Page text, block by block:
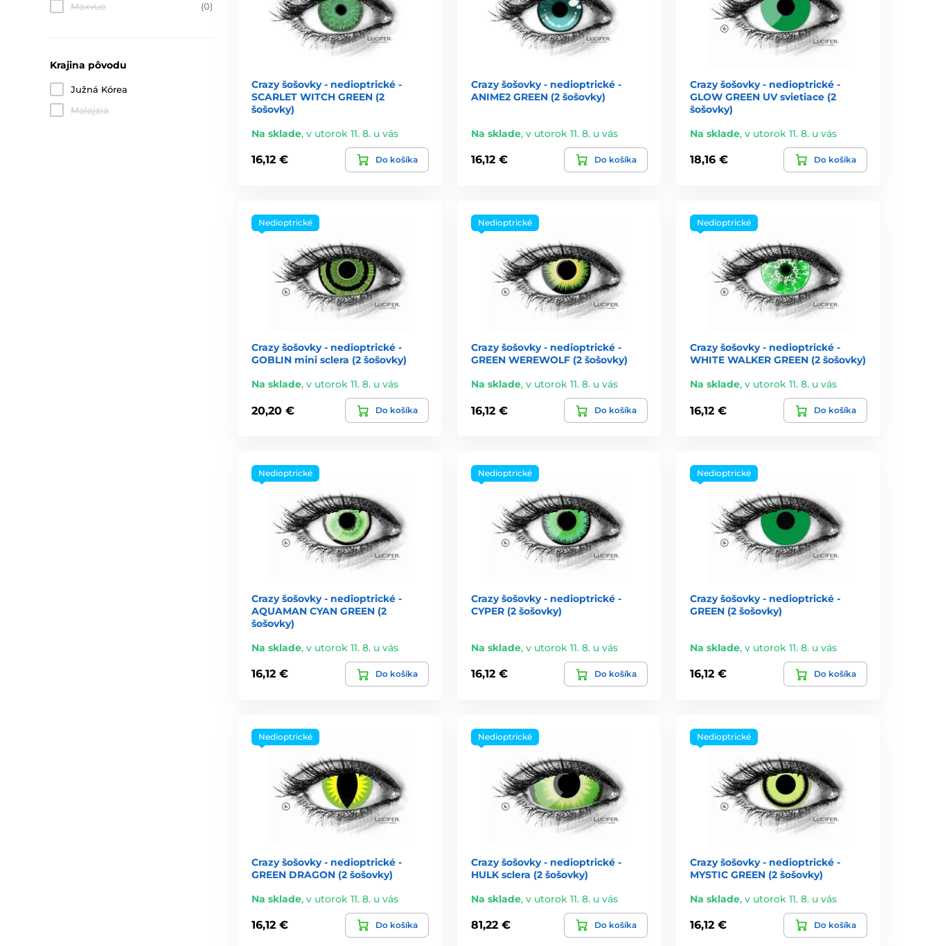
Maxvue
(0)
Krajina pôvodu
Južná Kórea
Malajzia
Crazy šošovky - nedioptrické -
SCARLET WITCH GREEN (2
šošovky)
Na sklade, v utorok 11. 8. u vás
16,12 € Do košíka
Crazy šošovky - nedioptrické -
ANIME2 GREEN (2 šošovky)
Na sklade, v utorok 11. 8. u vás
16,12 € Do košíka
Crazy šošovky - nedioptrické -
GLOW GREEN UV svietiace (2
šošovky)
Na sklade,v utorok 11. 8. u vás
18,16 € Do košíka
Nedioptrické
Crazy šošovky - nedioptrické -
GOBLIN mini sclera (2 šošovky)
Na sklade, v utorok 11. 8. u vás
20,20 € Do košíka
Nedioptrické
Crazy šošovky - nedioptrické -
GREEN WEREWOLF (2 šošovky)
Na sklade, v utorok 11. 8. u vás
16,12 € Do košíka
Nedioptrické
Crazy šošovky - nedioptrické -
WHITE WALKER GREEN (2 šošovky)
Na sklade,v utorok 11. 8. u vás
16,12 € Do košíka
Nedioptrické
Crazy šošovky - nedioptrické -
AQUAMAN CYAN GREEN (2
šošovky)
Na sklade, v utorok 11. 8. u vás
16,12 € Do košíka
Nedioptrické
Crazy šošovky - nedioptrické -
CYPER (2 šošovky)
Na sklade, v utorok 11. 8. u vás
16,12 € Do košíka
Nedioptrické
Crazy šošovky - nedioptrické -
GREEN (2 šošovky)
Na sklade,v utorok 11. 8. u vás
16,12 € Do košíka
Nedioptrické
Crazy šošovky - nedioptrické -
GREEN DRAGON (2 šošovky)
Na sklade, v utorok 11. 8. u vás
16,12 € Do košíka
Nedioptrické
Crazy šošovky - nedioptrické -
HULK sclera (2 šošovky)
Na sklade, v utorok 11. 8. u vás
81,22 € Do košíka
Nedioptrické
Crazy šošovky - nedioptrické -
MYSTIC GREEN (2 šošovky)
Na sklade,v utorok 11. 8. u vás
16,12 € Do košíka